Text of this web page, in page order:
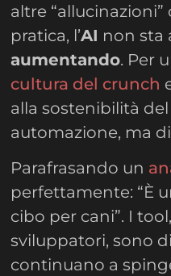
altre
pratica, l’AI non sta
aumentando. Per
cultura del crunch
alla sostenibilità
automazione, ma
Parafrasando un
perfettamente: “È
cibo per cani”. I
sviluppatori, sono
continuano a